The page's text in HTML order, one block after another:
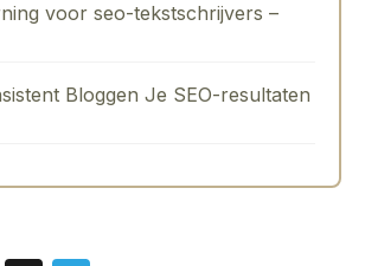
voor seo-tekstschrijvers –
Bloggen Je SEO-resultaten